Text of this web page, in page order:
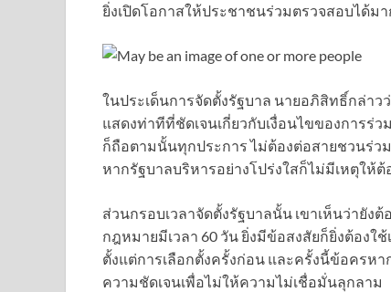
ยิ่งเปิดโอกาสให้ประชาชนร่วมตรวจสอบได้ม
ในประเด็นการจัดตั้งรัฐบาล นายอภิสิทธิ์กล่า
แสดงท่าทีที่ชัดเจนเกี่ยวกับเงื่อนไขของการร่
ก็ถือตามนั้นทุกประการ ไม่ต้องต่อสายชวนร่ว
หากรัฐบาลบริหารอย่างโปร่งใสก็ไม่มีเหตุให้ต้
ส่วนกรอบเวลาจัดตั้งรัฐบาลนั้น เขาเห็นว่ายัง
กฎหมายมีเวลา 60 วัน ยิ่งมีข้อสงสัยก็ยิ่งต้อง
ตั้งแต่การเลือกตั้งครั้งก่อน และครั้งนี้ข้อครหา
ความชัดเจนเพื่อไม่ให้ความไม่เชื่อมั่นลุกลาม